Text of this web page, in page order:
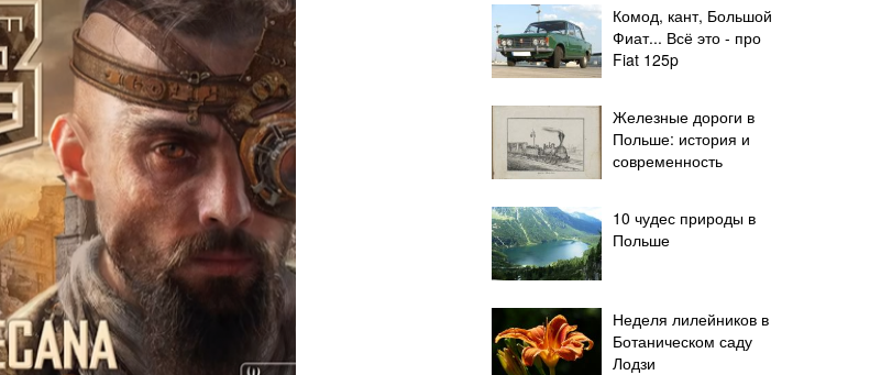
Комод, кант, Большой
Фиат... Всё это - про
Fiat 125p
Железные дороги в
Польше: история и
современность
10 чудес природы в
Польше
Неделя лилейников в
Ботаническом саду
Лодзи